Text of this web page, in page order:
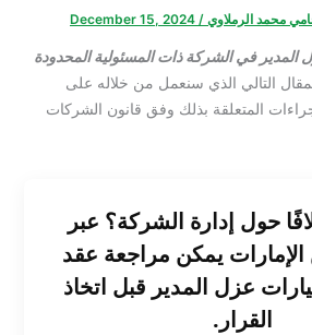
محمد الرملاوي /
December 15, 2024
المدير في الشركة ذات المسئولية المحدودة
التالي الذي سنعمل من خلاله على
المتعلقة بذلك وفق قانون الشركات
حول إدارة الشركة؟ عبر
يمكن مراجعة عقد
عزل المدير قبل اتخاذ
القرار.